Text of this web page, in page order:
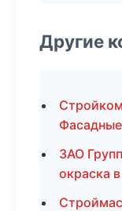
Другие
ЗАО
окраска